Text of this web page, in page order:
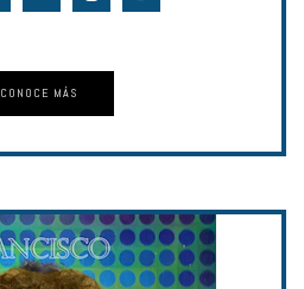
CONOCE MÁS